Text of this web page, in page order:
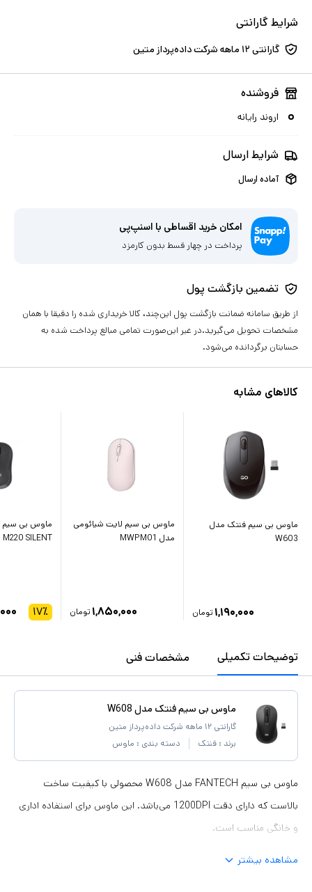
شرایط گارانتی
گارانتی ۱۲ ماهه شرکت داده‌پرداز متین
فروشنده
اروند رایانه
شرایط ارسال
آماده ارسال
امکان خرید اقساطی با اسنپ‌پی
پرداخت در چهار قسط بدون کارمزد
تضمین بازگشت پول
از طریق سامانه ضمانت بازگشت پول این‌چند، کالا خریداری شده را دقیقا با همان
مشخصات تحویل می‌گیرید.در غیر این‌صورت تمامی مبالغ پرداخت شده به
حسابتان برگردانده می‌شود.
کالاهای مشابه
ماوس بی سیم فنتک مدل
W603
۱,۱۹۰,۰۰۰ تومان
ماوس بی سیم لایت شیائومی
مدل MWPM01
۱,۸۵۰,۰۰۰ تومان
ماوس بی سیم
M220 SILENT
۱۷٪
توضیحات تکمیلی مشخصات فنی
ماوس بی سیم فنتک مدل W608
گارانتی ۱۲ ماهه شرکت داده‌پرداز متین
برند : فنتک دسته بندی : ماوس
ماوس بی سیم FANTECH مدل W608 محصولی با کیفیت ساخت
بالاست که دارای دقت 1200DPI می‌باشد. این ماوس برای استفاده اداری
و خانگی مناسب است.
مشاهده بیشتر